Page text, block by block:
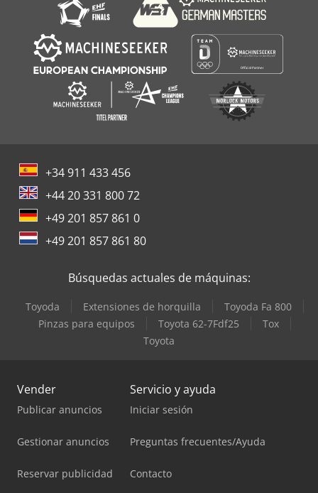
+34 911 433 456
+44 20 331 800 72
+49 201 857 861 0
+49 201 857 861 80
Búsquedas actuales de máquinas:
Toyoda Extensiones de horquilla
Toyoda Fa 800
Pinzas para equipos
Toyota 62-7Fdf25
Tox
Toyota
Vender
Publicar anuncios
Gestionar anuncios
Reservar publicidad
Servicio y ayuda
Iniciar sesión
Preguntas frecuentes/Ayuda
Contacto